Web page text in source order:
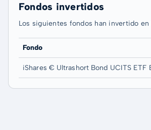
Fondos invertidos
Los siguientes fondos han invertido en
Fondo
iShares € Ultrashort Bond UCITS ETF